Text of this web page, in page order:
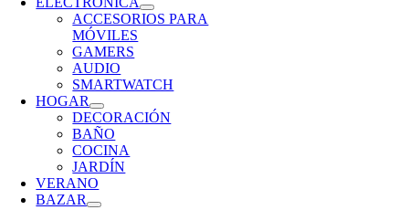
ACCESORIOS PARA
MÓVILES
GAMERS
AUDIO
SMARTWATCH
HOGAR
DECORACIÓN
BAÑO
COCINA
JARDÍN
VERANO
BAZAR